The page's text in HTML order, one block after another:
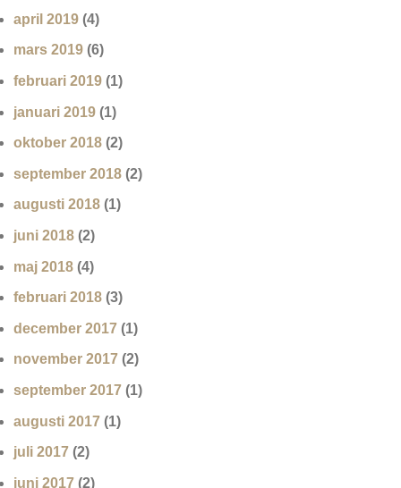
april 2019 (4)
mars 2019 (6)
februari 2019 (1)
januari 2019 (1)
oktober 2018 (2)
september 2018 (2)
augusti 2018 (1)
juni 2018 (2)
maj 2018 (4)
februari 2018 (3)
december 2017 (1)
november 2017 (2)
september 2017 (1)
augusti 2017 (1)
juli 2017 (2)
juni 2017 (2)